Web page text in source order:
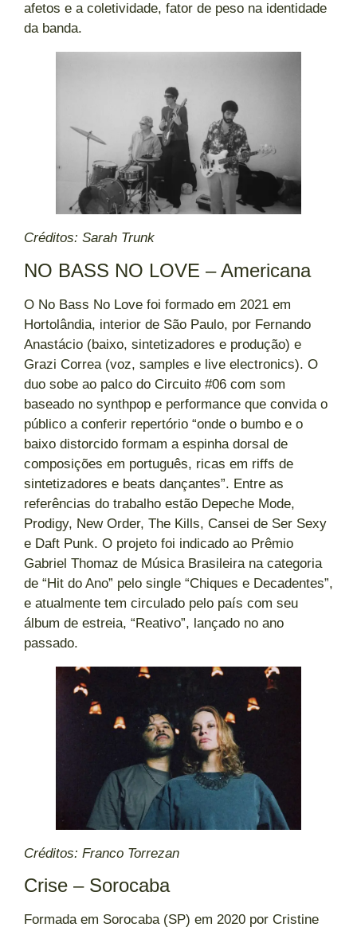
afetos e a coletividade, fator de peso na identidade
da banda.
Créditos: Sarah Trunk
NO BASS NO LOVE – Americana
O No Bass No Love foi formado em 2021 em
Hortolândia, interior de São Paulo, por Fernando
Anastácio (baixo, sintetizadores e produção) e
Grazi Correa (voz, samples e live electronics). O
duo sobe ao palco do Circuito #06 com som
baseado no synthpop e performance que convida o
público a conferir repertório “onde o bumbo e o
baixo distorcido formam a espinha dorsal de
composições em português, ricas em riffs de
sintetizadores e beats dançantes”. Entre as
referências do trabalho estão Depeche Mode,
Prodigy, New Order, The Kills, Cansei de Ser Sexy
e Daft Punk. O projeto foi indicado ao Prêmio
Gabriel Thomaz de Música Brasileira na categoria
de “Hit do Ano” pelo single “Chiques e Decadentes”,
e atualmente tem circulado pelo país com seu
álbum de estreia, “Reativo”, lançado no ano
passado.
Créditos: Franco Torrezan
Crise – Sorocaba
Formada em Sorocaba (SP) em 2020 por Cristine